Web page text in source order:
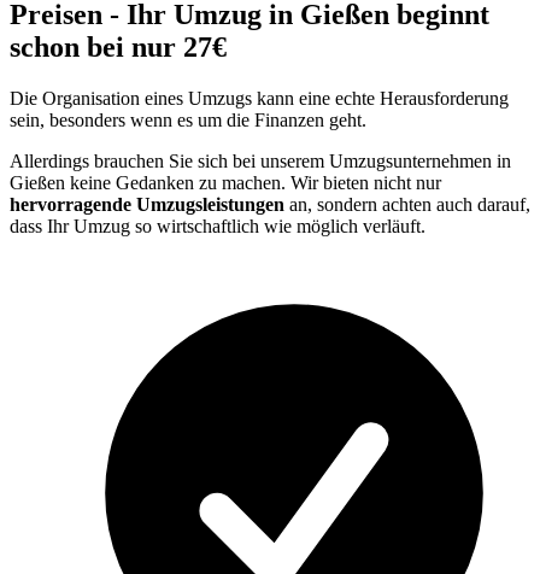
Preisen - Ihr Umzug in Gießen beginnt
schon bei nur 27€
Die Organisation eines Umzugs kann eine echte Herausforderung
sein, besonders wenn es um die Finanzen geht.
Allerdings brauchen Sie sich bei unserem Umzugsunternehmen in
Gießen keine Gedanken zu machen. Wir bieten nicht nur
hervorragende Umzugsleistungen an, sondern achten auch darauf,
dass Ihr Umzug so wirtschaftlich wie möglich verläuft.